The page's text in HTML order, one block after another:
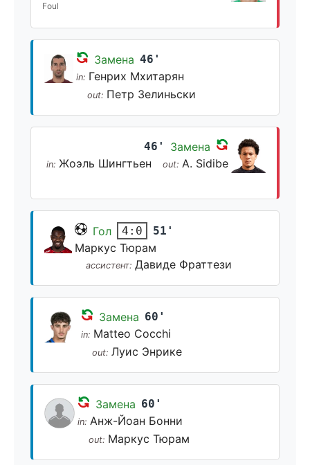
Foul
Замена 46'
in: Генрих Мхитарян
out: Петр Зелиньски
46' Замена
in: Жоэль Шингтьен out: A. Sidibe
Гол 4:0 51'
Маркус Тюрам
ассистент:Давиде Фраттези
Замена 60'
in: Matteo Cocchi
out: Луис Энрике
Замена 60'
in: Анж-Йоан Бонни
out: Маркус Тюрам